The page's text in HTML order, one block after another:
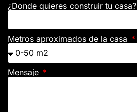
¿Donde quieres construir tu casa?
Metros aproximados de la casa
Mensaje